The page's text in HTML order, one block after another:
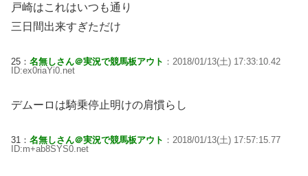
戸崎はこれはいつも通り
三日間出来すぎただけ
25： 名無しさん＠実況で競馬板アウト ：2018/01/13(土) 17:33:10.42
ID:ex0riaYi0.net
デムーロは騎乗停止明けの肩慣らし
31： 名無しさん＠実況で競馬板アウト ：2018/01/13(土) 17:57:15.77
ID:m+ab8SYS0.net